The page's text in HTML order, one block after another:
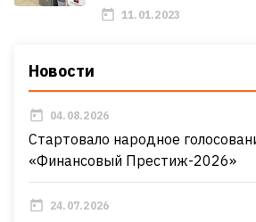
11.01.2023
Новости
04.08.2026
Стартовало народное
«Финансовый Престиж-2026»
24.07.2026